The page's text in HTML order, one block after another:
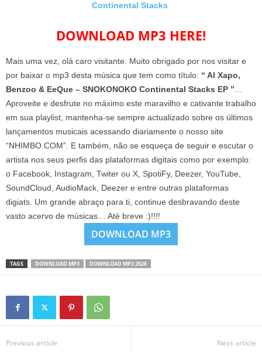
Continental Stacks
DOWNLOAD MP3 HERE!
Mais uma vez, olá caro visitante. Muito obrigado por nos visitar e
por baixar o mp3 desta música que tem como título: “ Al Xapo,
Benzoo & EeQue – SNOKONOKO Continental Stacks EP ”
Aproveite e desfrute no máximo este maravilho e cativante trabalho
em sua playlist, mantenha-se sempre actualizado sobre os últimos
lançamentos musicais acessando diariamente o nosso site
“NHIMBO.COM”. E também, não se esqueça de seguir e escutar o
artista nos seus perfis das plataformas digitais como por exemplo:
o Facebook, Instagram, Twiter ou X, SpotiFy, Deezer, YouTube,
SoundCloud, AudioMack, Deezer e entre outras plataformas
digiats. Um grande abraço para ti, continue desbravando deste
vasto acervo de músicas… Até breve :)!!!!
DOWNLOAD MP3
TAGS DOWNLOAD MP3 DOWNLOAD MP3 2026
Previous article Next article